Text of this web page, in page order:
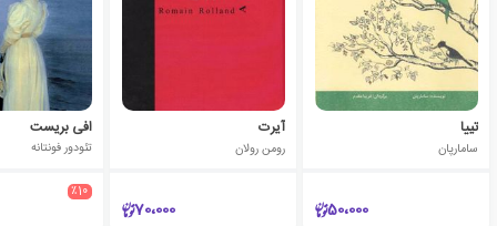
تییا
سامارپان
50،000
آیرت
رومن رولان
70،000
افی بریست
تئودور فونتانه
٪10